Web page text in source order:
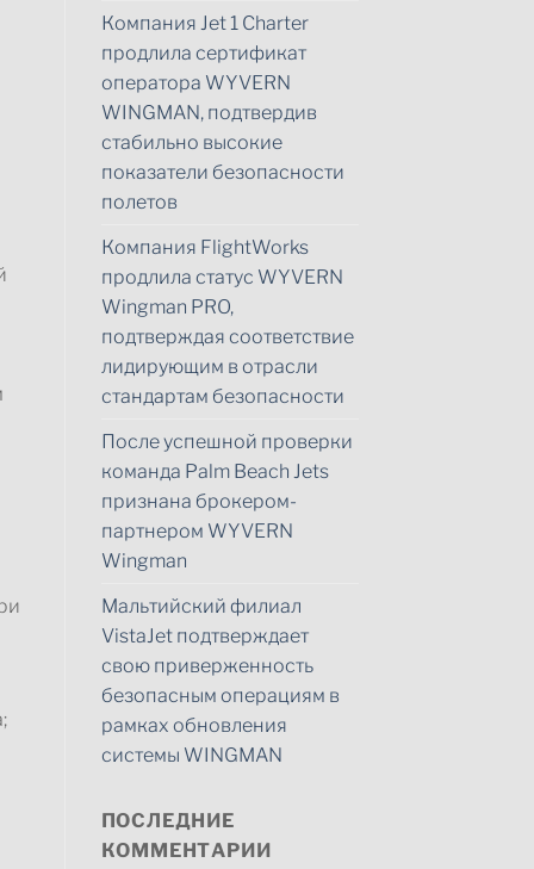
Компания Jet 1 Charter
продлила сертификат
оператора WYVERN
WINGMAN, подтвердив
стабильно высокие
показатели безопасности
полетов
Компания FlightWorks
продлила статус WYVERN
Wingman PRO,
подтверждая соответствие
лидирующим в отрасли
стандартам безопасности
После успешной проверки
команда Palm Beach Jets
признана брокером-
партнером WYVERN
Wingman
Мальтийский филиал
VistaJet подтверждает
свою приверженность
безопасным операциям в
рамках обновления
системы WINGMAN
ПОСЛЕДНИЕ
КОММЕНТАРИИ